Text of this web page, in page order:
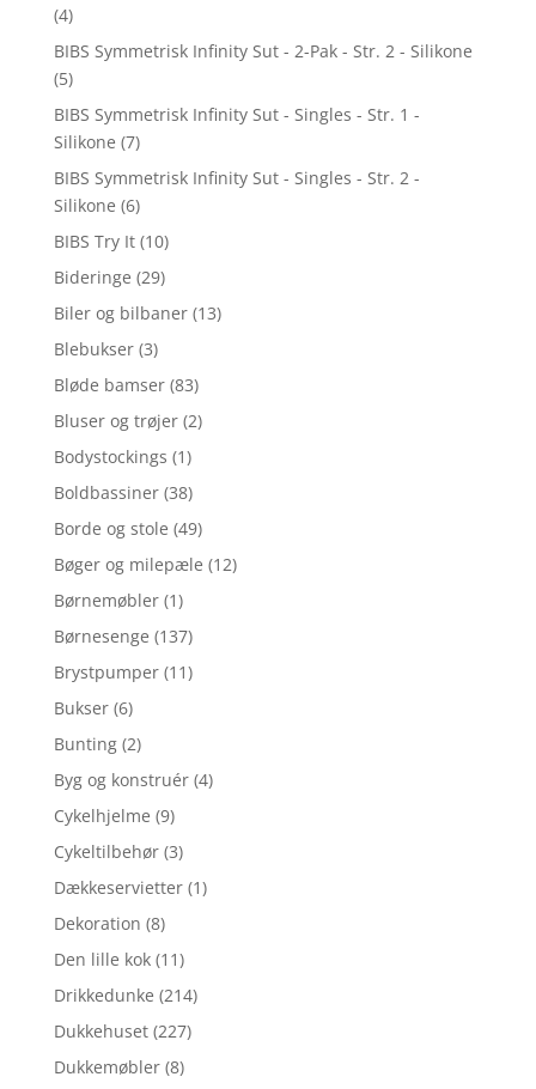
(4)
BIBS Symmetrisk Infinity Sut - 2-Pak - Str. 2 - Silikone
(5)
BIBS Symmetrisk Infinity Sut - Singles - Str. 1 -
Silikone (7)
BIBS Symmetrisk Infinity Sut - Singles - Str. 2 -
Silikone (6)
BIBS Try It (10)
Bideringe (29)
Biler og bilbaner (13)
Blebukser (3)
Bløde bamser (83)
Bluser og trøjer (2)
Bodystockings (1)
Boldbassiner (38)
Borde og stole (49)
Bøger og milepæle (12)
Børnemøbler (1)
Børnesenge (137)
Brystpumper (11)
Bukser (6)
Bunting (2)
Byg og konstruér (4)
Cykelhjelme (9)
Cykeltilbehør (3)
Dækkeservietter (1)
Dekoration (8)
Den lille kok (11)
Drikkedunke (214)
Dukkehuset (227)
Dukkemøbler (8)